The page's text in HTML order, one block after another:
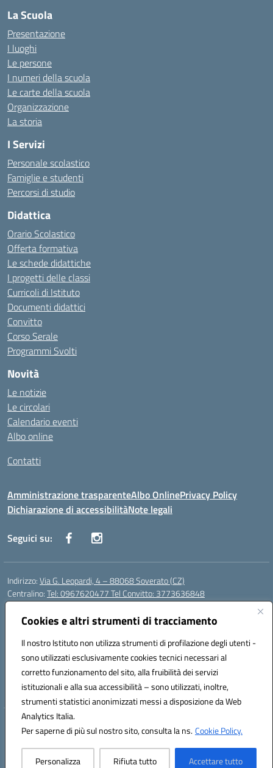
Cookies e altri strumenti di tracciamento
Il nostro Istituto non utilizza strumenti di profilazione degli utenti -
sono utilizzati esclusivamente cookies tecnici necessari al
corretto funzionamento del sito, alla fruibilità dei servizi
istituzionali e alla sua accessibilità – sono utilizzati, inoltre,
strumenti statistici anonimizzati messi a disposizione da Web
Analytics Italia.
Per saperne di più sul nostro sito, consulta la ns.Cookie Policy.
Personalizza Rifiuta tutto Accettare tutto
La Scuola
Presentazione
I luoghi
Le persone
I numeri della scuola
Le carte della scuola
Organizzazione
La storia
I Servizi
Personale scolastico
Famiglie e studenti
Percorsi di studio
Didattica
Orario Scolastico
Offerta formativa
Le schede didattiche
I progetti delle classi
Curricoli di Istituto
Documenti didattici
Convitto
Corso Serale
Programmi Svolti
Novità
Le notizie
Le circolari
Calendario eventi
Albo online
Contatti
Amministrazione trasparenteAlbo OnlinePrivacy Policy
Dichiarazione di accessibilitàNote legali
Seguici su:
Indirizzo:Via G. Leopardi, 4 – 88068 Soverato (CZ)
Centralino:Tel: 0967620477 Tel Convitto: 3773636848
Email:
Posta elettronica certificata (PEC):czrh04000q@pec.istruzione.it
Codice fiscale: 84000690796
Codice meccanografico:CZRH04000Q
Codice Indice delle Pubbliche Amministrazioni (IPA): istsc_czrh04000q
Codice unico di fatturazione (CUF): UF9M13
Hosting & Powered by 3D Solution S.r.l.
Concept & Design by Designers Italia